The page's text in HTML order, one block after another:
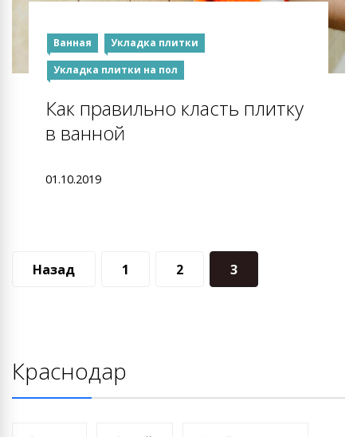
Ванная
Укладка плитки
Укладка плитки на пол
Как правильно класть плитку
в ванной
01.10.2019
Навигация
Назад 1 2 3
Краснодар